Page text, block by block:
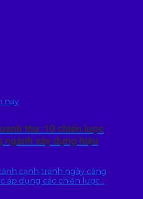
nay
thu: 10 chiến lược
ngành xây dựng hiệu
cạnh tranh ngày càng
áp dụng các chiến lược...